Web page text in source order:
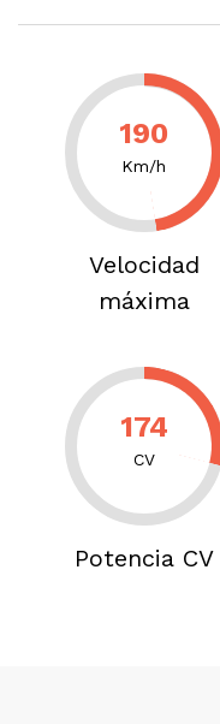
190
Km/h
Velocidad
máxima
174
CV
Potencia CV